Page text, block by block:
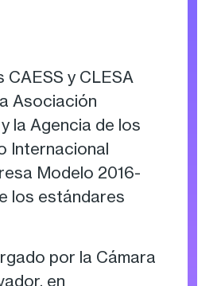
y CLESA
Asociación
la Agencia de los
Internacional
Modelo 2016-
los estándares
por la Cámara
en